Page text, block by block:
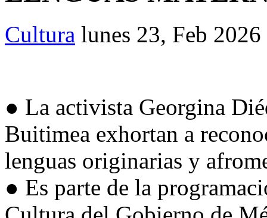
Cultura lunes 23, Feb 2026
● La activista Georgina
Buitimea exhortan a
lenguas originarias y
● Es parte de la